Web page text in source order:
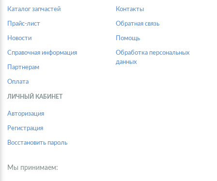
Каталог запчастей
Прайс-лист
Новости
Справочная информация
Партнерам
Оплата
Контакты
Обратная связь
Помощь
Обработка персональных
данных
ЛИЧНЫЙ КАБИНЕТ
Авторизация
Регистрация
Восстановить пароль
Мы принимаем: